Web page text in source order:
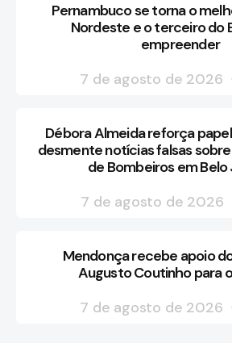
Pernambuco se torna o
Nordeste e o terceiro do
empreender
7 de agosto de 2026
Débora Almeida reforça
desmente notícias falsas
de Bombeiros em Belo
7 de agosto de 2026
Mendonça recebe apoio
Augusto Coutinho para
7 de agosto de 2026